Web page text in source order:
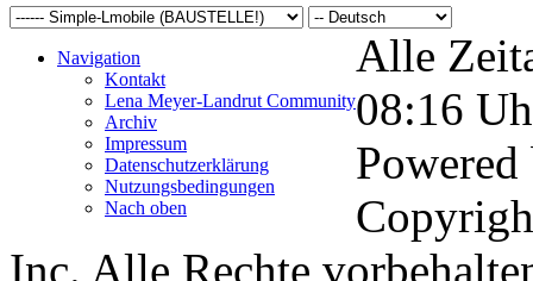
Navigation
Kontakt
Lena Meyer-Landrut Community
Archiv
Impressum
Datenschutzerklärung
Nutzungsbedingungen
Nach oben
Alle
08:16
Inc. Alle Rechte